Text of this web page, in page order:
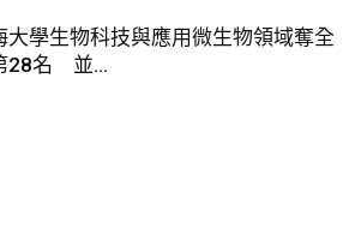
大學生物科技與應用微生物領域奪全
28名 並...